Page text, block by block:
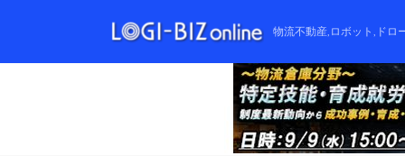
物流不動産,ロボット,ドロ